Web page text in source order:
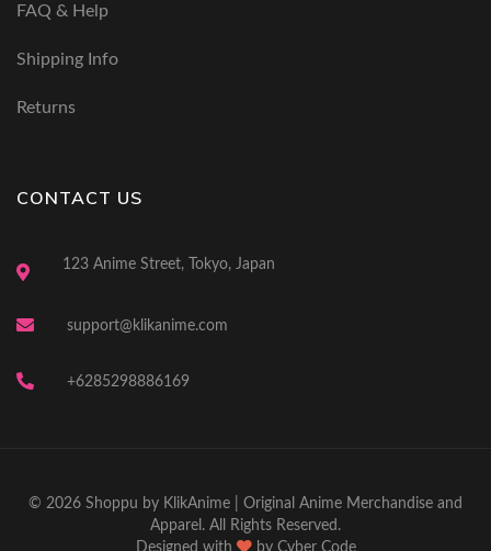
FAQ & Help
Shipping Info
Returns
CONTACT US
123 Anime Street, Tokyo, Japan
support@klikanime.com
+6285298886169
© 2026 Shoppu by KlikAnime | Original Anime Merchandise and
Apparel. All Rights Reserved.
Designed with
by Cyber Code